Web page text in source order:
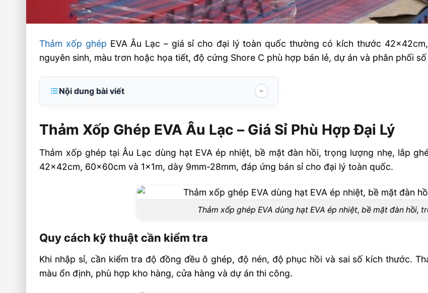
Thảm xốp ghép EVA Âu Lạc – giá sỉ cho đại lý toàn quốc thường có kích thước
nguyên sinh, màu trơn hoặc họa tiết, độ cứng Shore C phù hợp bán lẻ, dự án và phân phối
Nội dung bài viết
Quy cách kỹ thuật cần kiểm tra
Ứng dụng sỉ cho đại lý và dự án
Tiêu Chí Chọn Nguồn Sỉ Thảm Xốp Ghép EVA
Yếu tố ảnh hưởng đến hiệu quả kinh doanh
Câu hỏi thường gặp về thảm xốp ghép EVA giá sỉ cho
Thảm xốp ghép EVA giá sỉ thường có kích thước nào?
Âu Lạc có nhận cung ứng số lượng lớn cho đại lý toàn
Thảm Xốp Ghép EVA Âu Lạc – Giá Sỉ Phù Hợp Đại Lý
Thảm xốp ghép tại Âu Lạc dùng hạt EVA ép nhiệt, bề mặt đàn hồi, trọng lượng nhẹ, lắp
42x42cm, 60x60cm và 1x1m, dày 9mm-28mm, đáp ứng bán sỉ cho đại lý toàn quốc.
Thảm xốp ghép EVA dùng hạt EVA ép nhiệt, bề mặt đàn hồi,
Quy cách kỹ thuật cần kiểm tra
Khi nhập sỉ, cần kiểm tra độ đồng đều ô ghép, độ nén, độ phục hồi và sai số kích thước.
màu ổn định, phù hợp kho hàng, cửa hàng và dự án thi công.